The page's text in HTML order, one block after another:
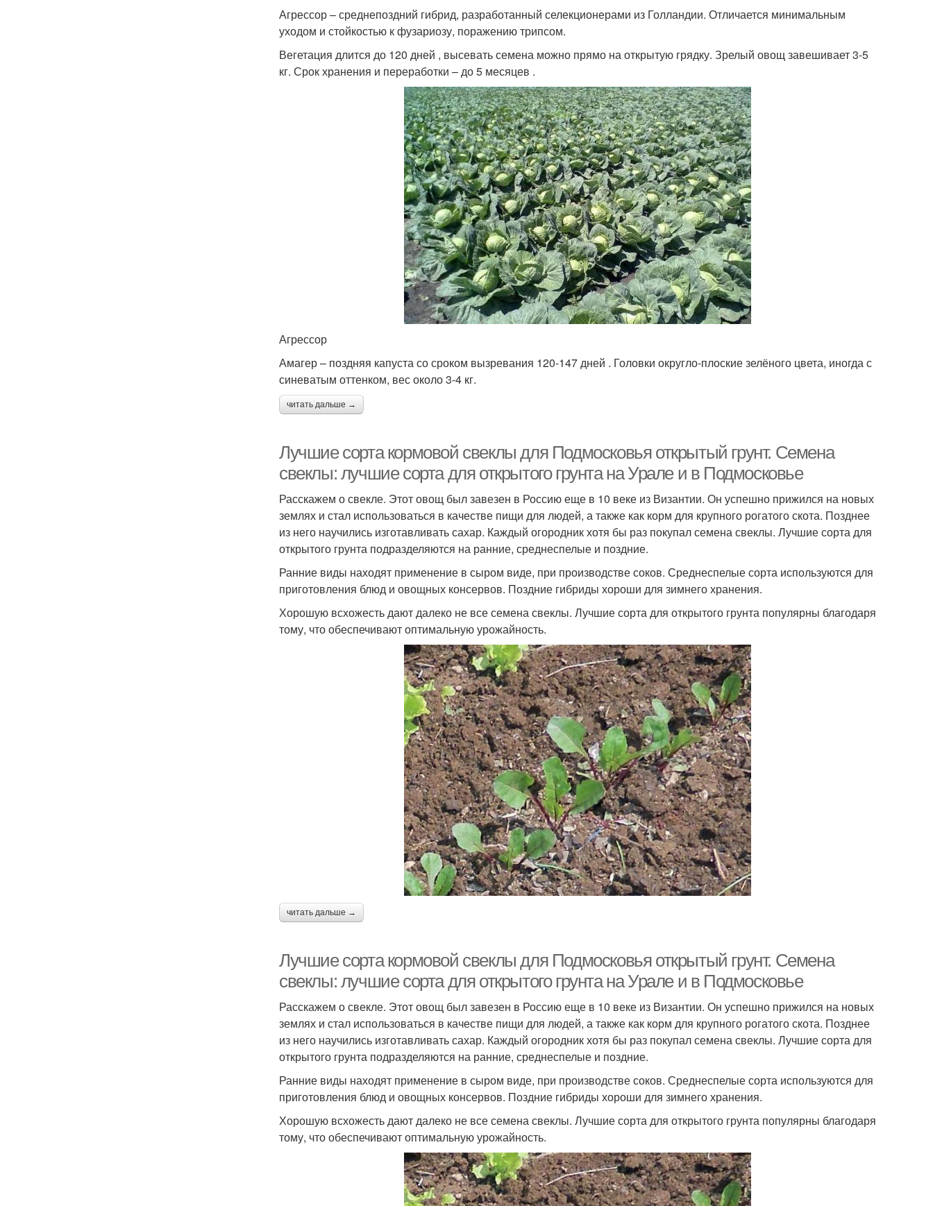
Агрессор – среднепоздний гибрид, разработанный селекционерами из Голландии. Отличается минимальным
уходом и стойкостью к фузариозу, поражению трипсом.
Вегетация длится до 120 дней , высевать семена можно прямо на открытую грядку. Зрелый овощ завешивает 3-5
кг. Срок хранения и переработки – до 5 месяцев .
Агрессор
Амагер – поздняя капуста со сроком вызревания 120-147 дней . Головки округло-плоские зелёного цвета, иногда с
синеватым оттенком, вес около 3-4 кг.
читать дальше →
Лучшие сорта кормовой свеклы для Подмосковья открытый грунт. Семена
свеклы: лучшие сорта для открытого грунта на Урале и в Подмосковье
Расскажем о свекле. Этот овощ был завезен в Россию еще в 10 веке из Византии. Он успешно прижился на новых
землях и стал использоваться в качестве пищи для людей, а также как корм для крупного рогатого скота. Позднее
из него научились изготавливать сахар. Каждый огородник хотя бы раз покупал семена свеклы. Лучшие сорта для
открытого грунта подразделяются на ранние, среднеспелые и поздние.
Ранние виды находят применение в сыром виде, при производстве соков. Среднеспелые сорта используются для
приготовления блюд и овощных консервов. Поздние гибриды хороши для зимнего хранения.
Хорошую всхожесть дают далеко не все семена свеклы. Лучшие сорта для открытого грунта популярны благодаря
тому, что обеспечивают оптимальную урожайность.
читать дальше →
Лучшие сорта кормовой свеклы для Подмосковья открытый грунт. Семена
свеклы: лучшие сорта для открытого грунта на Урале и в Подмосковье
Расскажем о свекле. Этот овощ был завезен в Россию еще в 10 веке из Византии. Он успешно прижился на новых
землях и стал использоваться в качестве пищи для людей, а также как корм для крупного рогатого скота. Позднее
из него научились изготавливать сахар. Каждый огородник хотя бы раз покупал семена свеклы. Лучшие сорта для
открытого грунта подразделяются на ранние, среднеспелые и поздние.
Ранние виды находят применение в сыром виде, при производстве соков. Среднеспелые сорта используются для
приготовления блюд и овощных консервов. Поздние гибриды хороши для зимнего хранения.
Хорошую всхожесть дают далеко не все семена свеклы. Лучшие сорта для открытого грунта популярны благодаря
тому, что обеспечивают оптимальную урожайность.